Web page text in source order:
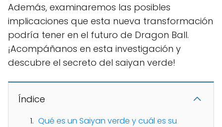
Además, examinaremos las posibles
implicaciones que esta nueva transformación
podría tener en el futuro de Dragon Ball.
¡Acompáñanos en esta investigación y
descubre el secreto del saiyan verde!
Índice
Qué es un Saiyan verde y cuál es su